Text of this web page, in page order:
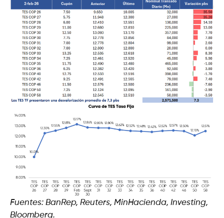
Fuentes: BanRep, Reuters, MinHacienda, Investing,
Bloomberg.